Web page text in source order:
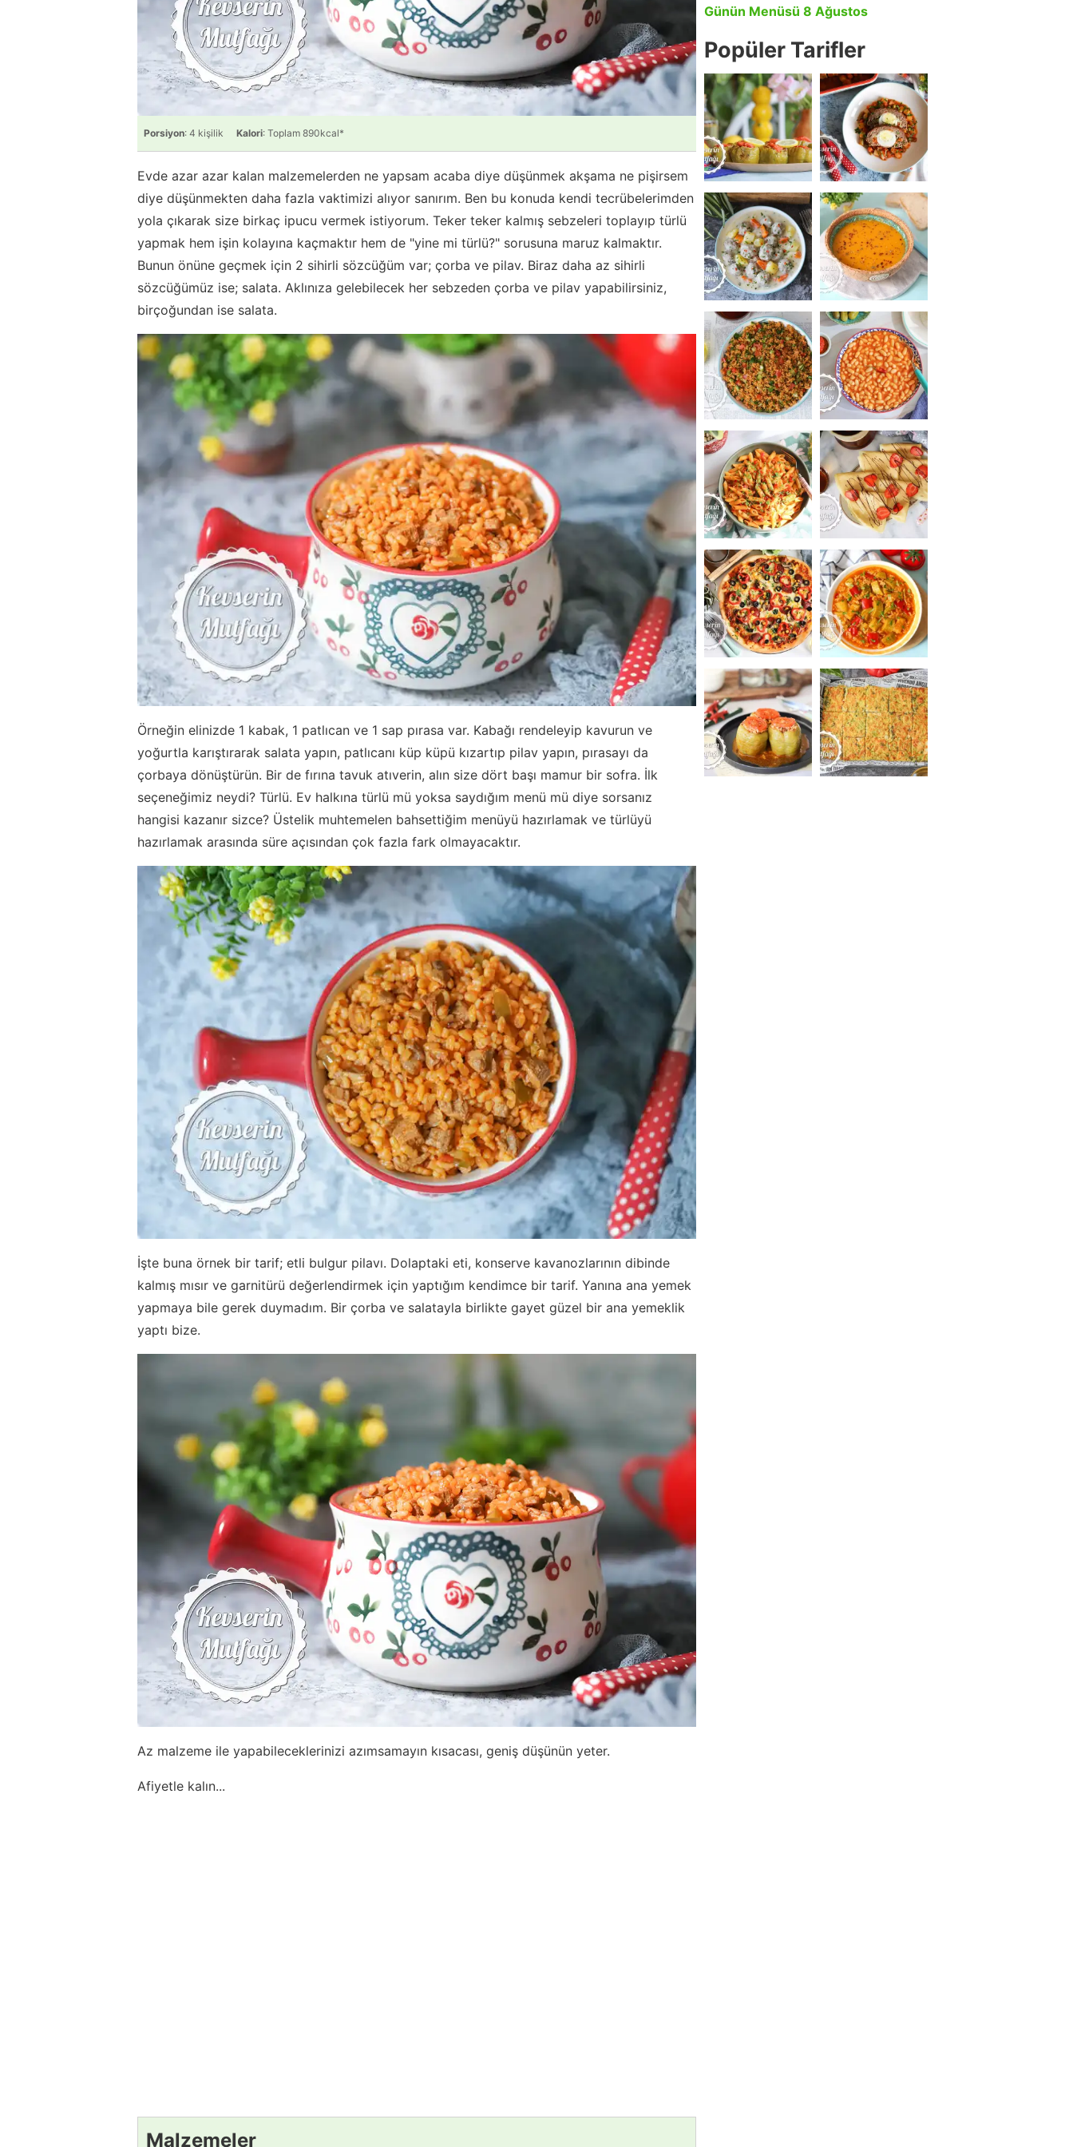
Porsiyon: 4 kişilik Kalori: Toplam 890kcal*
Evde azar azar kalan malzemelerden ne yapsam acaba diye düşünmek akşama ne pişirsem
diye düşünmekten daha fazla vaktimizi alıyor sanırım. Ben bu konuda kendi tecrübelerimden
yola çıkarak size birkaç ipucu vermek istiyorum. Teker teker kalmış sebzeleri toplayıp türlü
yapmak hem işin kolayına kaçmaktır hem de "yine mi türlü?" sorusuna maruz kalmaktır.
Bunun önüne geçmek için 2 sihirli sözcüğüm var; çorba ve pilav. Biraz daha az sihirli
sözcüğümüz ise; salata. Aklınıza gelebilecek her sebzeden çorba ve pilav yapabilirsiniz,
birçoğundan ise salata.
Örneğin elinizde 1 kabak, 1 patlıcan ve 1 sap pırasa var. Kabağı rendeleyip kavurun ve
yoğurtla karıştırarak salata yapın, patlıcanı küp küpü kızartıp pilav yapın, pırasayı da
çorbaya dönüştürün. Bir de fırına tavuk atıverin, alın size dört başı mamur bir sofra. İlk
seçeneğimiz neydi? Türlü. Ev halkına türlü mü yoksa saydığım menü mü diye sorsanız
hangisi kazanır sizce? Üstelik muhtemelen bahsettiğim menüyü hazırlamak ve türlüyü
hazırlamak arasında süre açısından çok fazla fark olmayacaktır.
İşte buna örnek bir tarif; etli bulgur pilavı. Dolaptaki eti, konserve kavanozlarının dibinde
kalmış mısır ve garnitürü değerlendirmek için yaptığım kendimce bir tarif. Yanına ana yemek
yapmaya bile gerek duymadım. Bir çorba ve salatayla birlikte gayet güzel bir ana yemeklik
yaptı bize.
Az malzeme ile yapabileceklerinizi azımsamayın kısacası, geniş düşünün yeter.
Afiyetle kalın...
Malzemeler
Günün Menüsü 8 Ağustos
Popüler Tarifler